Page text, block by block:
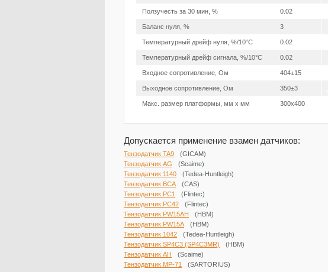
Ползучесть за 30 мин, % 0.02
Баланс нуля, % 3
Температурный дрейф нуля, %/10°С 0.02
Температурный дрейф сигнала, %/10°С 0.02
Входное сопротивление, Ом 404±15
Выходное сопротивление, Ом 350±3
Макс. размер платформы, мм х мм 300х400
Допускается применение взамен датчиков:
Тензодатчик TA9
(GICAM)
Тензодатчик AG
(Scaime)
Тензодатчик 1140
(Tedea-Huntleigh)
Тензодатчик BCA
(CAS)
Тензодатчик PC1
(Flintec)
Тензодатчик PC42
(Flintec)
Тензодатчик PW15AH
(HBM)
Тензодатчик PW15A
(HBM)
Тензодатчик 1042
(Tedea-Huntleigh)
Тензодатчик SP4C3 (SP4C3MR)
(HBM)
Тензодатчик AH
(Scaime)
Тензодатчик MP-71
(SARTORIUS)